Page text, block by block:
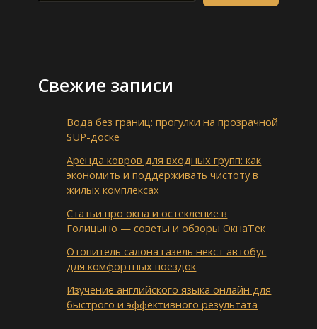
Свежие записи
Вода без границ: прогулки на прозрачной
SUP-доске
Аренда ковров для входных групп: как
экономить и поддерживать чистоту в
жилых комплексах
Статьи про окна и остекление в
Голицыно — советы и обзоры ОкнаТек
Отопитель салона газель некст автобус
для комфортных поездок
Изучение английского языка онлайн для
быстрого и эффективного результата